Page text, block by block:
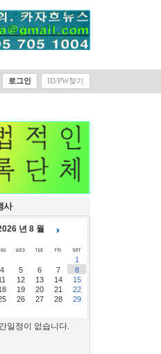
로그인 ID/PW찾기
사
년 8 월
1
4 5 6 7
8
12 13 14
15
19 20 21
22
26 27 28
29
일정이 없습니다.